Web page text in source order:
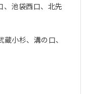
、池袋西口、北先
小杉、溝の口、